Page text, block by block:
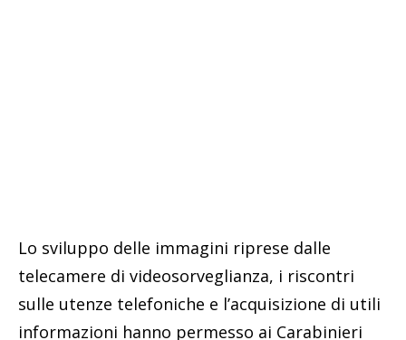
Lo sviluppo delle immagini riprese dalle
telecamere di videosorveglianza, i riscontri
sulle utenze telefoniche e l’acquisizione di utili
informazioni hanno permesso ai Carabinieri